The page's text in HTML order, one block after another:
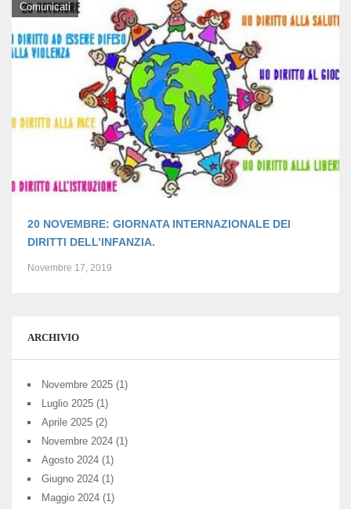
Comunicati
20 NOVEMBRE: GIORNATA INTERNAZIONALE DEI
DIRITTI DELL’INFANZIA.
Novembre 17, 2019
ARCHIVIO
Novembre 2025 (1)
Luglio 2025 (1)
Aprile 2025 (2)
Novembre 2024 (1)
Agosto 2024 (1)
Giugno 2024 (1)
Maggio 2024 (1)